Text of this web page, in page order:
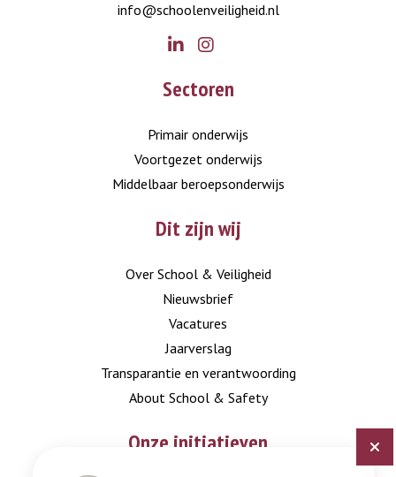
info@schoolenveiligheid.nl
Sectoren
Primair onderwijs
Voortgezet onderwijs
Middelbaar beroepsonderwijs
Dit zijn wij
Over School & Veiligheid
Nieuwsbrief
Vacatures
Jaarverslag
Transparantie en verantwoording
About School & Safety
Onze initiatieven